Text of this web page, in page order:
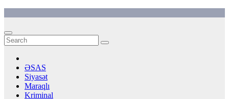
content
ƏSAS
Siyasət
Maraqlı
Kriminal